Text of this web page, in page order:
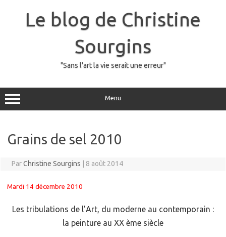
Le blog de Christine
Sourgins
"Sans l'art la vie serait une erreur"
Menu
Grains de sel 2010
ParChristine Sourgins 8 août 2014
Mardi 14 décembre 2010
Les tribulations de l’Art, du moderne au contemporain :
la peinture au XX ème siècle